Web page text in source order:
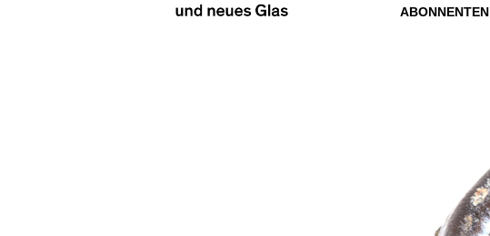
ABONNENTEN